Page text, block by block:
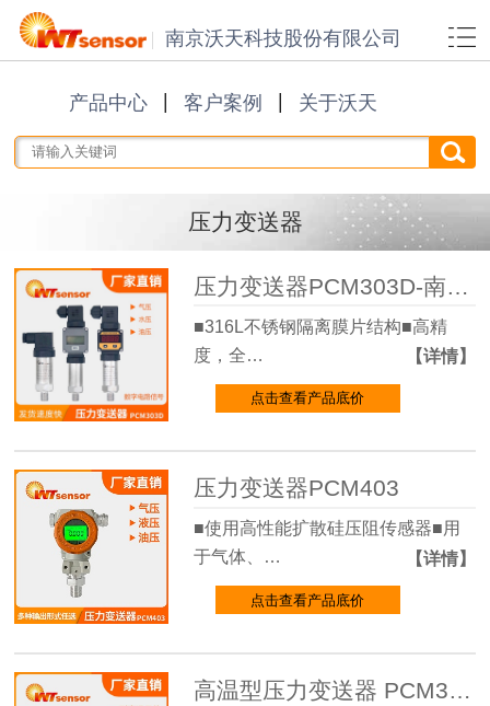
南京沃天科技股份有限公司
产品中心 客户案例 关于沃天
压力变送器
压力变送器PCM303D-南京沃天
■316L不锈钢隔离膜片结构■高精
度，全…
【详情】
点击查看产品底价
压力变送器PCM403
■使用高性能扩散硅压阻传感器■用
于气体、…
【详情】
点击查看产品底价
高温型压力变送器 PCM300T